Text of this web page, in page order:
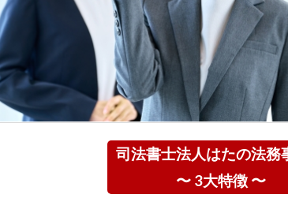
司法書士法人はたの法務
〜 3大特徴 〜